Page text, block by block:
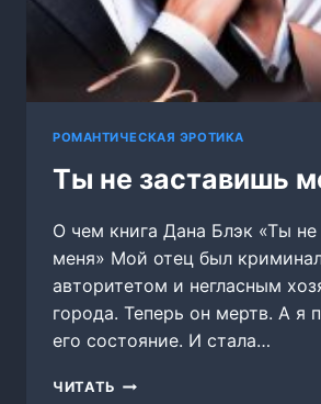
РОМАНТИЧЕСКАЯ ЭРОТИКА
Ты не заставишь
О чем книга Дана Блэк «Ты не
меня» Мой отец был
авторитетом и негласным
города. Теперь он мертв. А я
его состояние. И стала…
ЧИТАТЬ ТЫ